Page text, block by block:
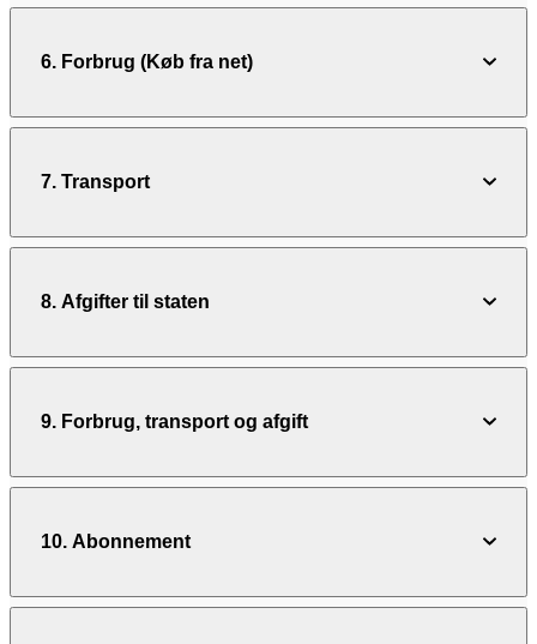
6. Forbrug (Køb fra net)
7. Transport
8. Afgifter til staten
9. Forbrug, transport og afgift
10. Abonnement